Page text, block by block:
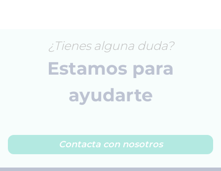
¿Tienes alguna duda?
Estamos para
ayudarte
Contacta con nosotros